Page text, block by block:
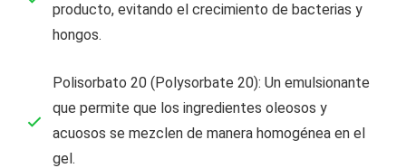
producto, evitando el crecimiento de bacterias y
hongos.
Polisorbato 20 (Polysorbate 20): Un emulsionante
que permite que los ingredientes oleosos y
acuosos se mezclen de manera homogénea en el
gel.